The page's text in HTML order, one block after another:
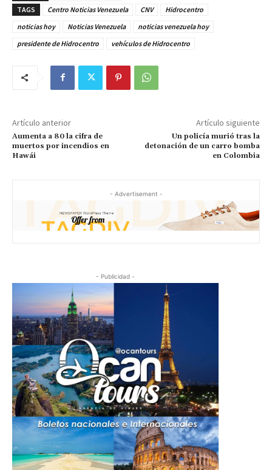
TAGS
Centro Noticias Venezuela CNV
Hidrocentro
noticias hoy
Noticias Venezuela
noticias venezuela hoy
presidente de Hidrocentro
vehículos de Hidrocentro
Artículo anterior
Aumenta a 80 la cifra de
muertos por incendios en
Hawái
Artículo siguiente
Un policía murió tras la
detonación de un carro bomba
en Colombia
- Advertisement -
- Publicidad -